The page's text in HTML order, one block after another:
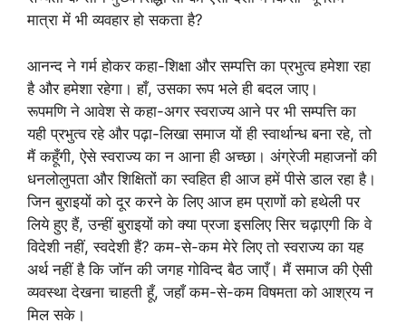
मात्रा में भी व्यवहार हो सकता है?
आनन्द ने गर्म होकर कहा-शिक्षा और सम्पत्ति का प्रभुत्व हमेशा रहा
है और हमेशा रहेगा। हाँ, उसका रूप भले ही बदल जाए।
रूपमणि ने आवेश से कहा-अगर स्वराज्य आने पर भी सम्पत्ति का
यही प्रभुत्व रहे और पढ़ा-लिखा समाज यों ही स्वार्थान्ध बना रहे, तो
मैं कहूँगी, ऐसे स्वराज्य का न आना ही अच्छा। अंग्रेजी महाजनों की
धनलोलुपता और शिक्षितों का स्वहित ही आज हमें पीसे डाल रहा है।
जिन बुराइयों को दूर करने के लिए आज हम प्राणों को हथेली पर
लिये हुए हैं, उन्हीं बुराइयों को क्या प्रजा इसलिए सिर चढ़ाएगी कि वे
विदेशी नहीं, स्वदेशी हैं? कम-से-कम मेरे लिए तो स्वराज्य का यह
अर्थ नहीं है कि जॉन की जगह गोविन्द बैठ जाएँ। मैं समाज की ऐसी
व्यवस्था देखना चाहती हूँ, जहाँ कम-से-कम विषमता को आश्रय न
मिल सके।